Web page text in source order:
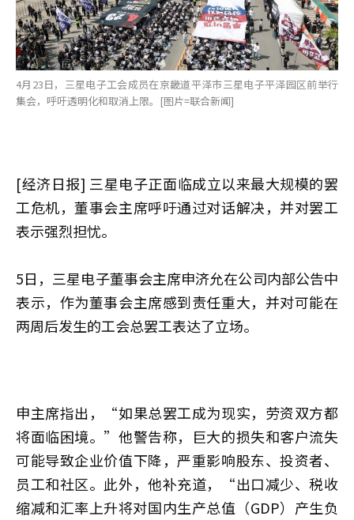
4月23日，三星电子工会成员在京畿道平泽市三星电子平泽园区前举行
集会，呼吁透明化和取消上限。[图片=联合新闻]
[经济日报] 三星电子正面临成立以来最大规模的罢
工危机，董事会主席呼吁通过对话解决，并对罢工
表示强烈担忧。
5日，三星电子董事会主席申济允在公司内部公告中
表示，作为董事会主席感到责任重大，并对可能在
两周后发生的工会总罢工表达了立场。
申主席指出，“如果总罢工成为现实，劳资双方都
将面临困境。”他警告称，巨大的损失和客户流失
可能导致企业价值下降，严重影响股东、投资者、
员工和社区。此外，他补充道，“出口减少、税收
缩减和汇率上升将对国内生产总值（GDP）产生负